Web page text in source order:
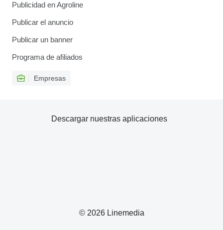
Publicidad en Agroline
Publicar el anuncio
Publicar un banner
Programa de afiliados
Empresas
© 2026 Linemedia
Descargar nuestras aplicaciones